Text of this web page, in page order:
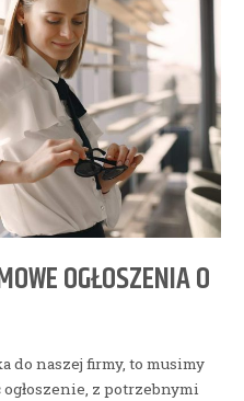
OGŁOSZENIA O
do naszej firmy, to musimy
z potrzebnymi